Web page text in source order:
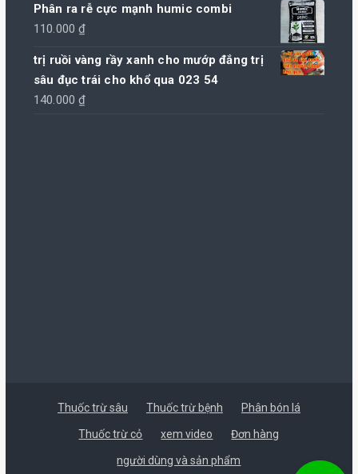
Phân ra rễ cực mạnh humic combi
110.000₫
trị ruồi vàng rầy xanh cho mướp đắng trị
sâu đục trái cho khổ qua 023 54
140.000₫
Thuốc trừ sâu Thuốc trừ bệnh Phân bón lá
Thuốc trừ cỏ xem video Đơn hàng
người dùng và sản phẩm